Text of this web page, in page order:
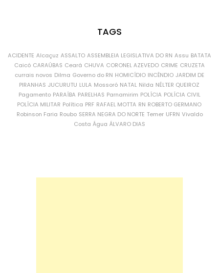
TAGS
ACIDENTE Alcaçuz ASSALTO ASSEMBLEIA LEGISLATIVA DO RN Assu BATATA
Caicó CARAÚBAS Ceará CHUVA CORONEL AZEVEDO CRIME CRUZETA
currais novos Dilma Governo do RN HOMICÍDIO INCÊNDIO JARDIM DE
PIRANHAS JUCURUTU LULA Mossoró NATAL Nilda NÉLTER QUEIROZ
Pagamento PARAÍBA PARELHAS Parnamirim POLÍCIA POLÍCIA CIVIL
POLÍCIA MILITAR Política PRF RAFAEL MOTTA RN ROBERTO GERMANO
Robinson Faria Roubo SERRA NEGRA DO NORTE Temer UFRN Vivaldo
Costa Água ÁLVARO DIAS